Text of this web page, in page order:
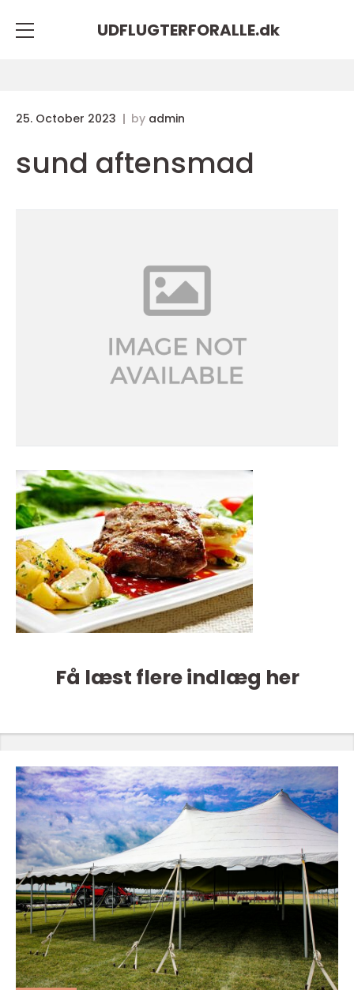
UDFLUGTERFORALLE.dk
25. October 2023 by admin
sund aftensmad
Få læst flere indlæg her